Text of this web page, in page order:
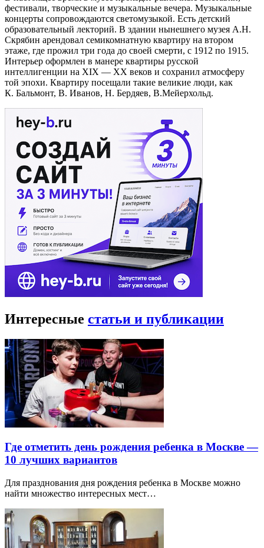
фестивали, творческие и музыкальные вечера. Музыкальные
концерты сопровождаются светомузыкой. Есть детский
образовательный лекторий. В здании нынешнего музея А.Н.
Скрябин арендовал семикомнатную квартиру на втором
этаже, где прожил три года до своей смерти, с 1912 по 1915.
Интерьер оформлен в манере квартиры русской
интеллигенции на XIX — XX веков и сохранил атмосферу
той эпохи. Квартиру посещали такие великие люди, как
К. Бальмонт, В. Иванов, Н. Бердяев, В.Мейерхольд.
Интересные статьи и публикации
Где отметить день рождения ребенка в Москве —
10 лучших вариантов
Для празднования дня рождения ребенка в Москве можно
найти множество интересных мест…